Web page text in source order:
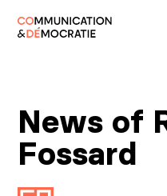
News of
Fossard